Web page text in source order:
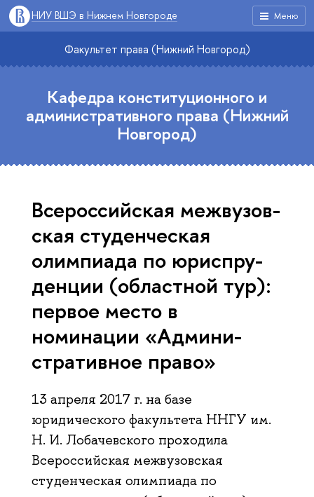
Меню
НИУ ВШЭ в Нижнем Новгороде
Факультет права (Нижний Новгород)
Кафедра конституционного и
административного права (Нижний
Новгород)
Все­рос­сий­ская меж­ву­зов­
ская сту­ден­че­ская
олимпиада по юрис­пру­
ден­ции (областной тур):
первое место в
номинации «Ад­ми­ни­
стра­тив­ное право»
13 апреля 2017 г. на базе
юридического факультета ННГУ им.
Н. И. Лобачевского проходила
Всероссийская межвузовская
студенческая олимпиада по